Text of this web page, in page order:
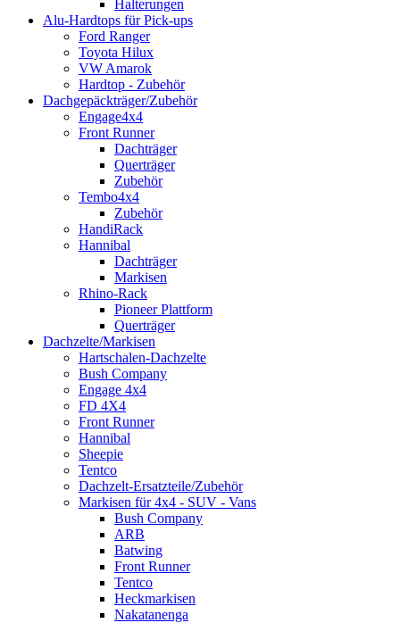
Halterungen
Alu-Hardtops für Pick-ups
Ford Ranger
Toyota Hilux
VW Amarok
Hardtop - Zubehör
Dachgepäckträger/Zubehör
Engage4x4
Front Runner
Dachträger
Querträger
Zubehör
Tembo4x4
Zubehör
HandiRack
Hannibal
Dachträger
Markisen
Rhino-Rack
Pioneer Plattform
Querträger
Dachzelte/Markisen
Hartschalen-Dachzelte
Bush Company
Engage 4x4
FD 4X4
Front Runner
Hannibal
Sheepie
Tentco
Dachzelt-Ersatzteile/Zubehör
Markisen für 4x4 - SUV - Vans
Bush Company
ARB
Batwing
Front Runner
Tentco
Heckmarkisen
Nakatanenga